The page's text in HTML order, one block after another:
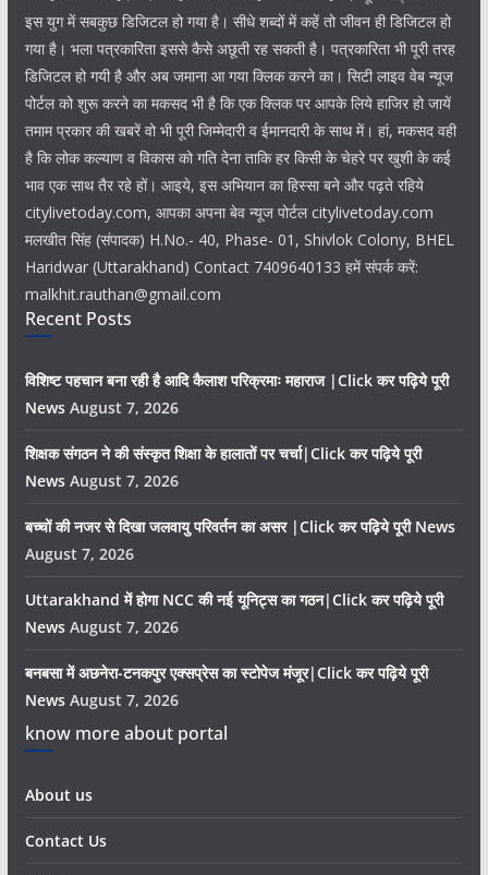
इस युग में सबकुछ डिजिटल हो गया है। सीधे शब्दों में कहें तो जीवन ही डिजिटल हो
गया है। भला पत्रकारिता इससे कैसे अछूती रह सकती है। पत्रकारिता भी पूरी तरह
डिजिटल हो गयी है और अब जमाना आ गया क्लिक करने का। सिटी लाइव वेब न्यूज
पोर्टल को शुरू करने का मकसद भी है कि एक क्लिक पर आपके लिये हाजिर हो जायें
तमाम प्रकार की खबरें वो भी पूरी जिम्मेदारी व ईमानदारी के साथ में। हां, मकसद वही
है कि लोक कल्याण व विकास को गति देना ताकि हर किसी के चेहरे पर खुशी के कई
भाव एक साथ तैर रहे हों। आइये, इस अभियान का हिस्सा बने और पढ़ते रहिये
citylivetoday.com, आपका अपना बेव न्यूज पोर्टल citylivetoday.com
मलखीत सिंह (संपादक) H.No.- 40, Phase- 01, Shivlok Colony, BHEL
Haridwar (Uttarakhand) Contact 7409640133 हमें संपर्क करें:
malkhit.rauthan@gmail.com
Recent Posts
विशिष्ट पहचान बना रही है आदि कैलाश परिक्रमाः महाराज |Click कर पढ़िये पूरी
News August 7, 2026
शिक्षक संगठन ने की संस्कृत शिक्षा के हालातों पर चर्चा|Click कर पढ़िये पूरी
News August 7, 2026
बच्चों की नजर से दिखा जलवायु परिवर्तन का असर |Click कर पढ़िये पूरी News
August 7, 2026
Uttarakhand में होगा NCC की नई यूनिट्स का गठन|Click कर पढ़िये पूरी
News August 7, 2026
बनबसा में अछनेरा-टनकपुर एक्सप्रेस का स्टोपेज मंजूर|Click कर पढ़िये पूरी
News August 7, 2026
know more about portal
About us
Contact Us